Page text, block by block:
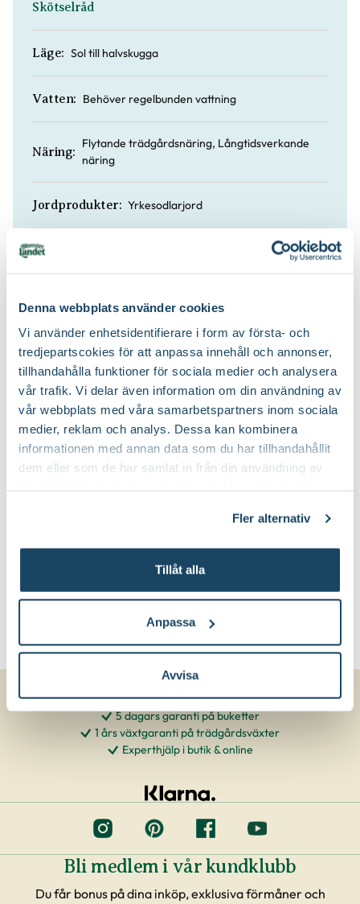
Denna webbplats använder cookies
Vi använder enhetsidentifierare i form av första- och
tredjepartscokies för att anpassa innehåll och annonser,
tillhandahålla funktioner för sociala medier och analysera
vår trafik. Vi delar även information om din användning av
vår webbplats med våra samarbetspartners inom sociala
medier, reklam och analys. Dessa kan kombinera
informationen med annan data som du har tillhandahållit
dem eller som de har samlat in från din användning av
Fler alternativ
Tillåt alla
Anpassa
Avvisa
Skötselråd
Läge: Sol till halvskugga
Vatten: Behöver regelbunden vattning
Näring:
Flytande trädgårdsnäring, Långtidsverkande
näring
Jordprodukter: Yrkesodlarjord
Köp till för ett lyckat resultat
Blomjord
Välj butik
I lager
Till Produkten
till Blomjord produktsida
5 dagars garanti på buketter
1 års växtgaranti på trädgårdsväxter
Experthjälp i butik & online
Bli medlem i vår kundklubb
Du får bonus på dina inköp, exklusiva förmåner och